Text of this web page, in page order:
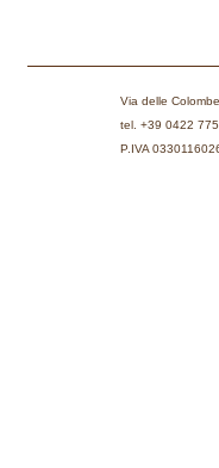
Via delle
tel. +39 0422
P.IVA